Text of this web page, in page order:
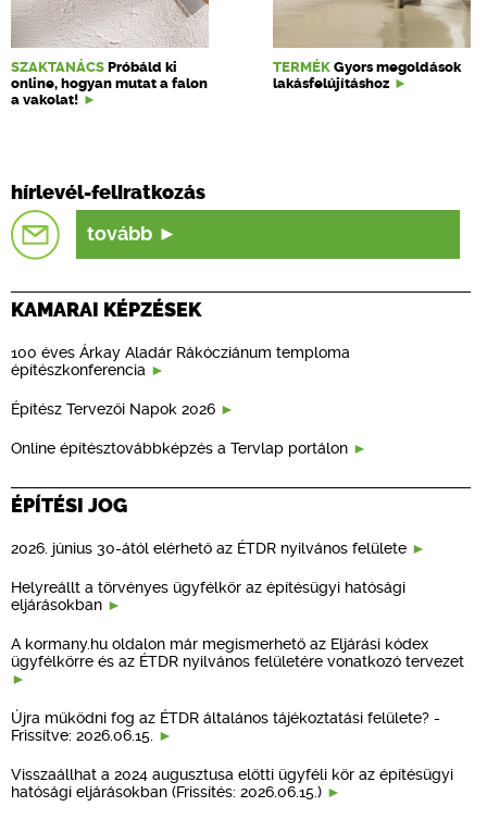
SZAKTANÁCS Próbáld ki
online, hogyan mutat a falon
a vakolat!
TERMÉK Gyors megoldások
lakásfelújításhoz
hírlevél-feliratkozás
tovább
KAMARAI KÉPZÉSEK
100 éves Árkay Aladár Rákócziánum temploma
építészkonferencia
Építész Tervezői Napok 2026
Online építésztovábbképzés a Tervlap portálon
ÉPÍTÉSI JOG
2026. június 30-ától elérhető az ÉTDR nyilvános felülete
Helyreállt a törvényes ügyfélkör az építésügyi hatósági
eljárásokban
A kormany.hu oldalon már megismerhető az Eljárási kódex
ügyfélkörre és az ÉTDR nyilvános felületére vonatkozó tervezet
Újra működni fog az ÉTDR általános tájékoztatási felülete? -
Frissítve: 2026.06.15.
Visszaállhat a 2024 augusztusa előtti ügyféli kör az építésügyi
hatósági eljárásokban (Frissítés: 2026.06.15.)